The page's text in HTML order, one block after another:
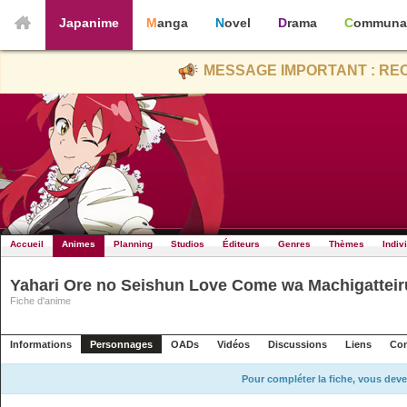
Japanime Manga Novel Drama
MESSAGE IMPORTANT :
Accueil Animes Planning Studios Éditeurs Genres Thèmes
Yahari Ore no Seishun Love Come wa
Fiche d'anime
Informations Personnages OADs Vidéos Discussions Liens
Pour compléter la fiche, vous